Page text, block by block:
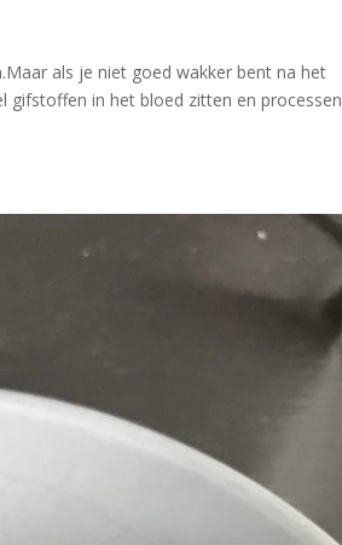
als je niet goed wakker bent na het
gifstoffen in het bloed zitten en processen